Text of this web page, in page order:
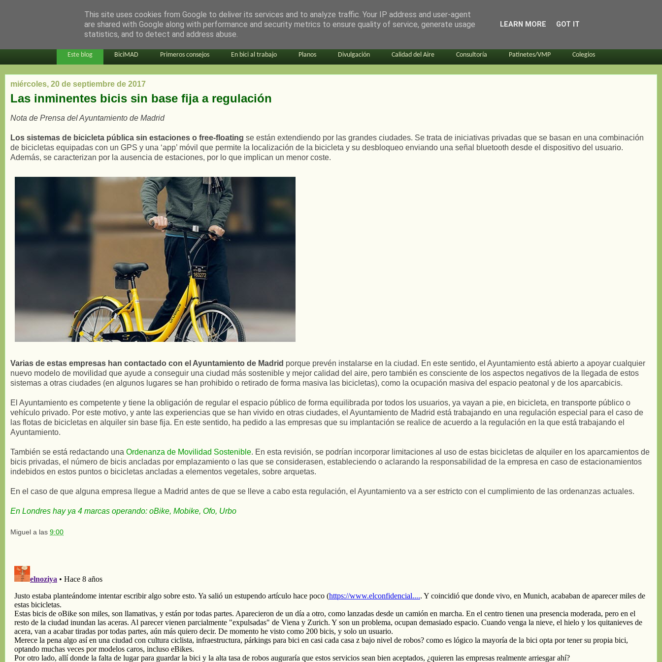
en bici por madrid
Este blog BiciMAD Primeros consejos En bici al trabajo Planos Divulgación Calidad del Aire Consultoría Patinetes/VMP Colegios
miércoles, 20 de septiembre de 2017
Las inminentes bicis sin base fija a regulación
Nota de Prensa del Ayuntamiento de Madrid
Los sistemas de bicicleta pública sin estaciones o free-floating se están extendiendo por las grandes ciudades. Se trata de iniciativas privadas que se basan en una combinación
de bicicletas equipadas con un GPS y una ‘app’ móvil que permite la localización de la bicicleta y su desbloqueo enviando una señal bluetooth desde el dispositivo del usuario.
Además, se caracterizan por la ausencia de estaciones, por lo que implican un menor coste.
Varias de estas empresas han contactado con el Ayuntamiento de Madrid porque prevén instalarse en la ciudad. En este sentido, el Ayuntamiento está abierto a apoyar cualquier
nuevo modelo de movilidad que ayude a conseguir una ciudad más sostenible y mejor calidad del aire, pero también es consciente de los aspectos negativos de la llegada de estos
sistemas a otras ciudades (en algunos lugares se han prohibido o retirado de forma masiva las bicicletas), como la ocupación masiva del espacio peatonal y de los aparcabicis.
El Ayuntamiento es competente y tiene la obligación de regular el espacio público de forma equilibrada por todos los usuarios, ya vayan a pie, en bicicleta, en transporte público o
vehículo privado. Por este motivo, y ante las experiencias que se han vivido en otras ciudades, el Ayuntamiento de Madrid está trabajando en una regulación especial para el caso de
las flotas de bicicletas en alquiler sin base fija. En este sentido, ha pedido a las empresas que su implantación se realice de acuerdo a la regulación en la que está trabajando el
Ayuntamiento.
También se está redactando una Ordenanza de Movilidad Sostenible. En esta revisión, se podrían incorporar limitaciones al uso de estas bicicletas de alquiler en los aparcamientos de
bicis privadas, el número de bicis ancladas por emplazamiento o las que se considerasen, estableciendo o aclarando la responsabilidad de la empresa en caso de estacionamientos
indebidos en estos puntos o bicicletas ancladas a elementos vegetales, sobre arquetas.
En el caso de que alguna empresa llegue a Madrid antes de que se lleve a cabo esta regulación, el Ayuntamiento va a ser estricto con el cumplimiento de las ordenanzas actuales.
En Londres hay ya 4 marcas operando: oBike, Mobike, Ofo, Urbo
Miguel a las 9:00
This site uses cookies from Google to deliver its services and to analyze traffic. Your IP address and user-agent
are shared with Google along with performance and security metrics to ensure quality of service, generate usage
statistics, and to detect and address abuse.
LEARN MORE GOT IT